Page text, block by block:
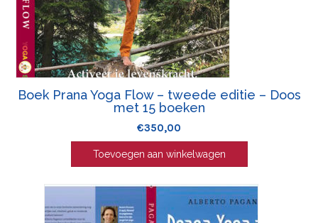
Boek Prana Yoga Flow – tweede editie – Doos
met 15 boeken
€350,00
Toevoegen aan winkelwagen